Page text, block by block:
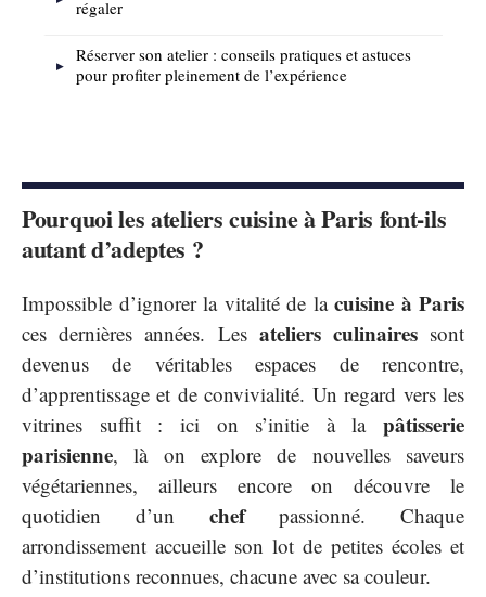
régaler
Réserver son atelier : conseils pratiques et astuces
pour profiter pleinement de l’expérience
Pourquoi les ateliers cuisine à Paris font-ils
autant d’adeptes ?
Impossible d’ignorer la vitalité de la cuisine à Paris
ces dernières années. Les ateliers culinairessont
devenus de véritables espaces de rencontre,
d’apprentissage et de convivialité. Un regard vers les
vitrines suffit : ici on s’initie à la pâtisserie
parisienne, là on explore de nouvelles saveurs
végétariennes, ailleurs encore on découvre le
quotidien d’un chefpassionné. Chaque
arrondissement accueille son lot de petites écoles et
d’institutions reconnues, chacune avec sa couleur.